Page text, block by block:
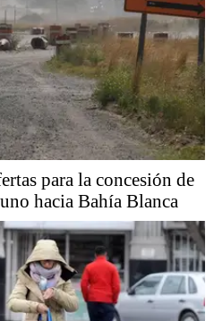
para la concesión de
hacia Bahía Blanca